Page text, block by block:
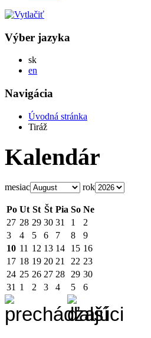
Výber jazyka
skSlovensky
en
Navigácia
Úvodná stránka
Tiráž
Kalendár
mesiac rok
Po Ut St Št Pia So Ne
27 28 29 30 31 1
2
3
4 5 6 7 8
9
10 11 12 13 14 15 16
17 18 19 20 21 22 23
24 25 26 27 28 29 30
31 1 2 3 4 5 6